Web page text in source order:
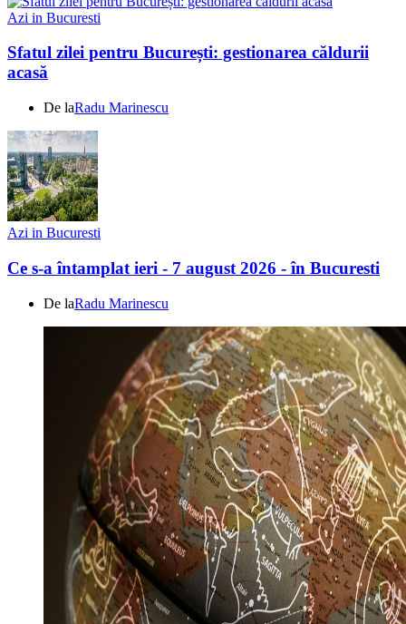
Azi in Bucuresti
Sfatul zilei pentru București: gestionarea căldurii
acasă
De laRadu Marinescu
Azi in Bucuresti
Ce s-a întamplat ieri - 7 august 2026 - în Bucuresti
De laRadu Marinescu